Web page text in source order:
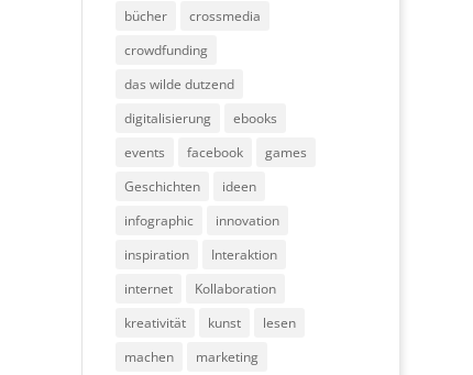
bücher
crossmedia
crowdfunding
das wilde dutzend
digitalisierung
ebooks
events
facebook
games
Geschichten
ideen
infographic
innovation
inspiration
Interaktion
internet
Kollaboration
kreativität
kunst
lesen
machen
marketing